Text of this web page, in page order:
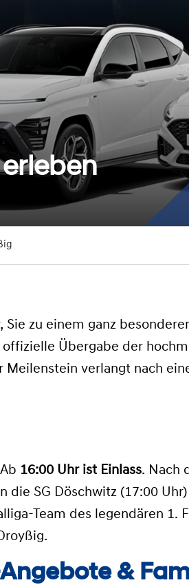
zu einem ganz
offizielle Übergabe der
Meilenstein verlangt nach
Ab 16:00 Uhr ist Einlass. Nach
die SG Döschwitz (17:00 Uhr)
Team des legendären 1.
.
&